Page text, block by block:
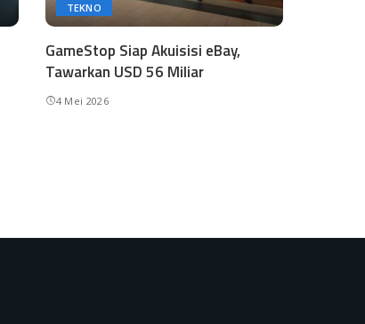
TEKNO
GameStop Siap Akuisisi eBay,
Tawarkan USD 56 Miliar
4 Mei 2026